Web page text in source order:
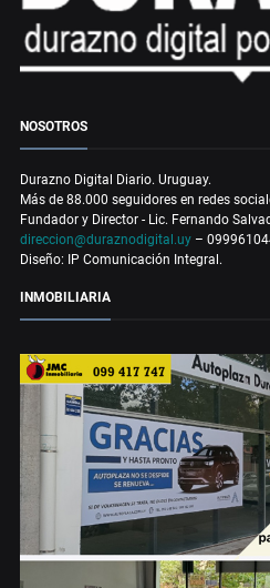
NOSOTROS
Durazno Digital Diario. Uruguay.
Más de 88.000 seguidores en redes
Fundador y Director - Lic. Fernando
direccion@duraznodigital.uy –
Diseño: IP Comunicación Integral.
INMOBILIARIA